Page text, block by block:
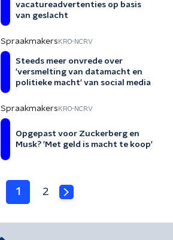
vacatureadvertenties op basis
van geslacht
Spraakmakers KRO-NCRV
Steeds meer onvrede over
'versmelting van datamacht en
politieke macht' van social media
Spraakmakers KRO-NCRV
Opgepast voor Zuckerberg en
Musk? 'Met geld is macht te koop'
1 2